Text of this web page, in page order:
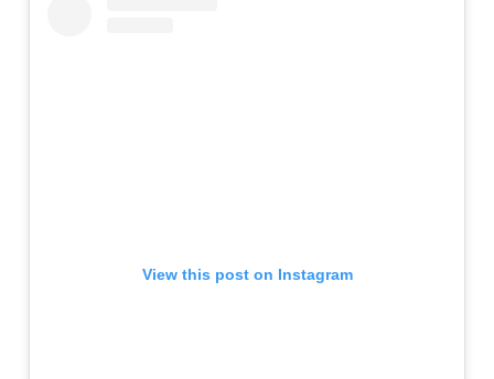
View this post on Instagram